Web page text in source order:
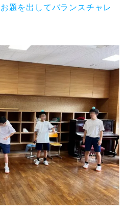
題を出してバランスチャレ